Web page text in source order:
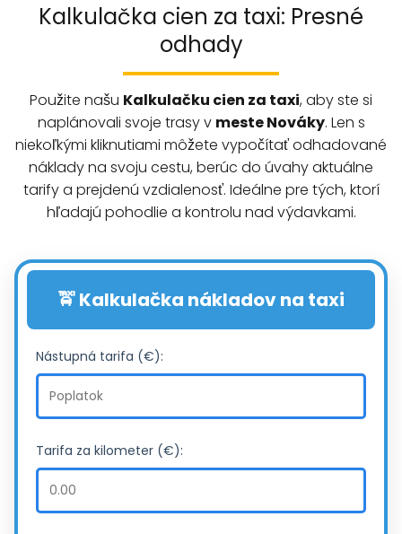
Kalkulačka cien za taxi: Presné
odhady
Použite našu Kalkulačku cien za taxi, aby ste si
naplánovali svoje trasy v meste Nováky. Len s
niekoľkými kliknutiami môžete vypočítať odhadované
náklady na svoju cestu, berúc do úvahy aktuálne
tarify a prejdenú vzdialenosť. Ideálne pre tých, ktorí
hľadajú pohodlie a kontrolu nad výdavkami.
🚖 Kalkulačka nákladov na taxi
Nástupná tarifa (€):
Tarifa za kilometer (€):